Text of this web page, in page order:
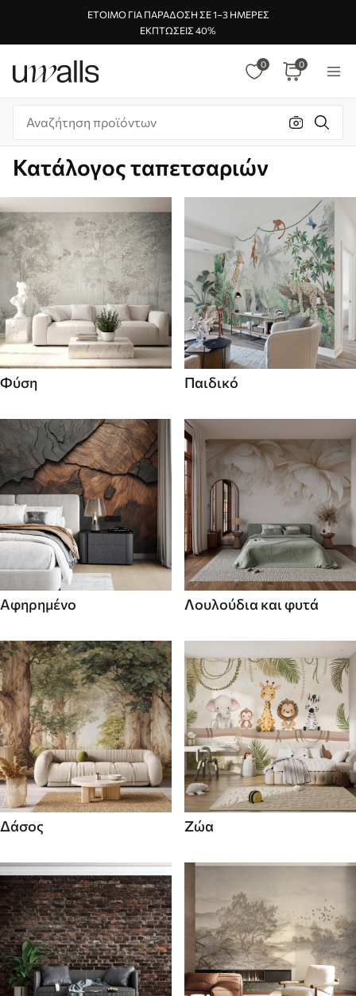
ΈΤΟΙΜΟ ΓΙΑ ΠΑΡΆΔΟΣΗ ΣΕ 1–3 ΗΜΈΡΕΣ
ΕΚΠΤΏΣΕΙΣ 40%
0 0
Κατάλογος ταπετσαριών
Φύση Παιδικό
Αφηρημένο Λουλούδια και φυτά
Δάσος Ζώα